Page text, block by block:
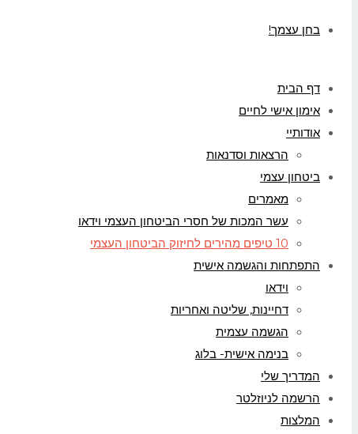
בחן עצמך!
דף הבית
אימון אישי לחיים
אודותיי
הרצאות וסדנאות
ביטחון עצמי
מאמרים
עשר המכות של חסרי הביטחון העצמי וידאו
10 טיפים מהירים לחיזוק הביטחון העצמי
התפתחות והגשמה אישית
וידאו
דחיינות, שליטה ואחריות
הגשמה עצמית
בנימה אישית- בלוג
המדריך שלי
הרשמה לניוזלטר
המלצות